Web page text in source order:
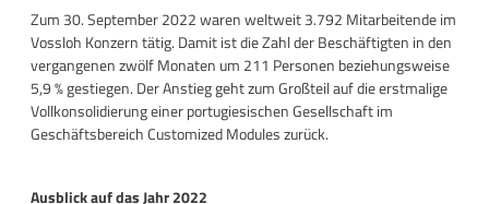
Zum 30. September 2022 waren weltweit 3.792 Mitarbeitende im
Vossloh Konzern tätig. Damit ist die Zahl der Beschäftigten in den
vergangenen zwölf Monaten um 211 Personen beziehungsweise
5,9 % gestiegen. Der Anstieg geht zum Großteil auf die erstmalige
Vollkonsolidierung einer portugiesischen Gesellschaft im
Geschäftsbereich Customized Modules zurück.
Ausblick auf das Jahr 2022